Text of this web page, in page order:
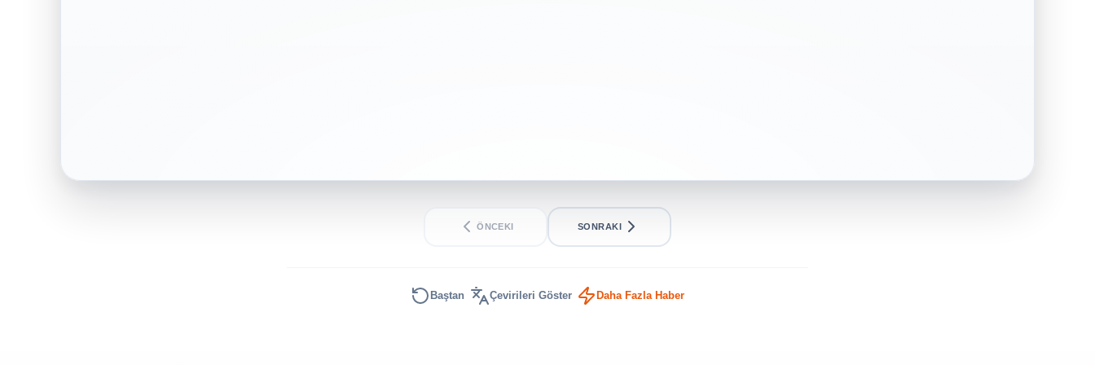
ÖNCEKI SONRAKI
Baştan Çevirileri Göster Daha Fazla Haber